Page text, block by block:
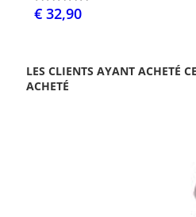
€ 32,90
LES CLIENTS AYANT ACHETÉ
ACHETÉ